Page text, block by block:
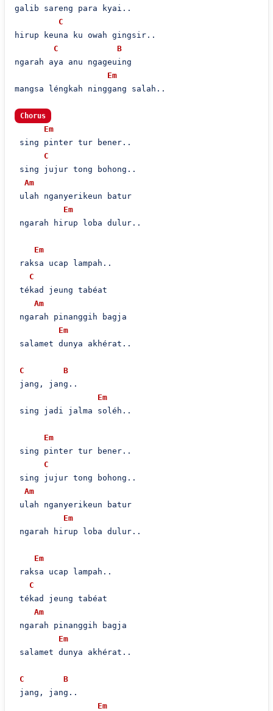
galib sareng para kyai..
C
hirup keuna ku owah gingsir..
C
B
ngarah aya anu ngageuing
Em
mangsa léngkah ninggang salah..
Chorus
Em
sing pinter tur bener..
C
sing jujur tong bohong..
Am
ulah nganyerikeun batur
Em
ngarah hirup loba dulur..
Em
raksa ucap lampah..
C
tékad jeung tabéat
Am
ngarah pinanggih bagja
Em
salamet dunya akhérat..
C
B
jang, jang..
Em
sing jadi jalma soléh..
Em
sing pinter tur bener..
C
sing jujur tong bohong..
Am
ulah nganyerikeun batur
Em
ngarah hirup loba dulur..
Em
raksa ucap lampah..
C
tékad jeung tabéat
Am
ngarah pinanggih bagja
Em
salamet dunya akhérat..
C
B
jang, jang..
Em